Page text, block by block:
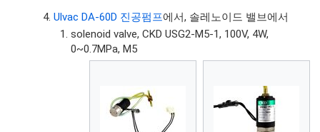
Ulvac DA-60D 진공펌프에서, 솔레노이드 밸브에서
solenoid valve, CKD USG2-M5-1, 100V, 4W,
0~0.7MPa, M5